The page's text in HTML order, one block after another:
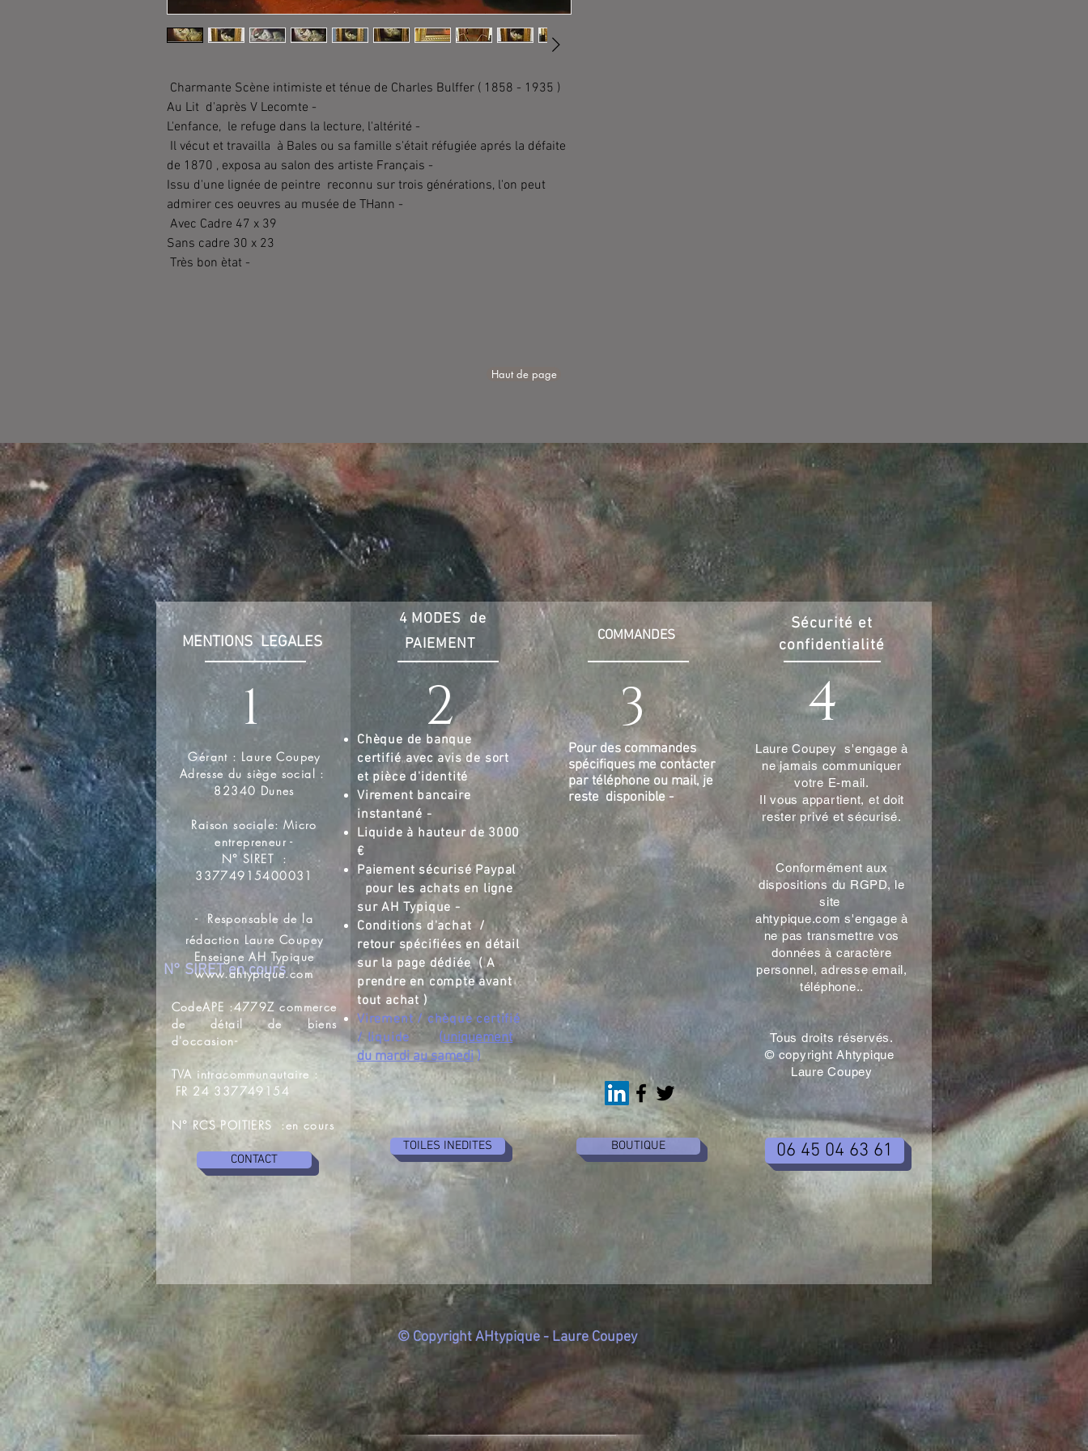
Charmante Scène intimiste et ténue de Charles Bulffer ( 1858 - 1935 )
Au Lit d'après V Lecomte -
L'enfance, le refuge dans la lecture, l'altérité -
Il vécut et travailla à Bales ou sa famille s'était réfugiée aprés la défaite
de 1870 , exposa au salon des artiste Français -
Issu d'une lignée de peintre reconnu sur trois générations, l'on peut
admirer ces oeuvres au musée de THann -
Avec Cadre 47 x 39
Sans cadre 30 x 23
Très bon ètat -
Haut de page
N° SIRET en cours
4 MODES de
PAIEMENT
Chèque de banque
certifié,,avec avis de sort
et pièce d'identité
Virement bancaire
instantané -
Liquide à hauteur de 3000
€
Paiement sécurisé Paypal
pour les achats en ligne
sur AH Typique -
Conditions d'achat /
retour spécifiées en détail
sur la page dédiée ( A
prendre en compte avant
tout achat )
Virement / chèque certifié
/ liquide
(uniquement
du mardi au samedi )
MENTIONS LEGALES
Gérant : Laure Coupey
Adresse du siège social :
82340 Dunes
Raison sociale: Micro
entrepreneur -
N° SIRET :
33774915400031
-
Responsable de la
rédaction Laure Coupey
Enseigne AH Typique
www.ahtypique.com
CodeAPE :4779Z commerce
de détail de biens
d'occasion-
TVA intracommunautaire :
FR 24 337749154
N° RCS POITIERS :en cours
1
CONTACT
2
TOILES INEDITES
COMMANDES
Pour des commandes
spécifiques me contacter
par téléphone ou mail, je
reste disponible -
3
BOUTIQUE
Sécurité et
confidentialité
Laure Coupey s'engage à
ne jamais communiquer
votre E-mail.
Il vous appartient, et doit
rester privé et sécurisé.
Conformément aux
dispositions du RGPD, le
site
ahtypique.com s'engage à
ne pas transmettre vos
données à caractère
personnel, adresse email,
téléphone..
Tous droits réservés.
© copyright Ahtypique
Laure Coupey
4
06 45 04 63 61
© Copyright AHtypique - Laure Coupey